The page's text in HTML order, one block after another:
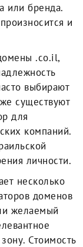
или бренда.
и
.co.il,
выбирают
существуют
для
компаний.
личности.
несколько
доменов
желаемый
Стоимость